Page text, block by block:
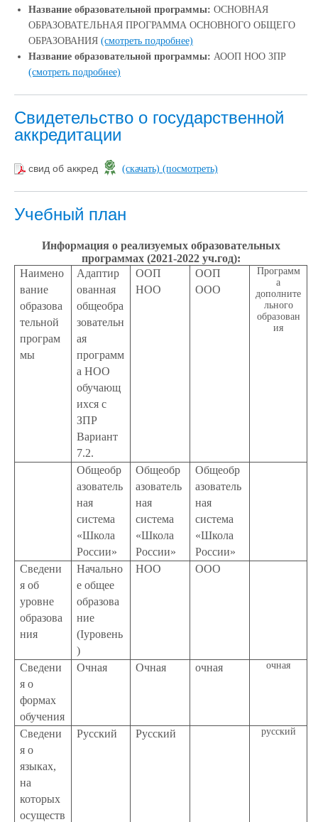
Название образовательной программы: ОСНОВНАЯ
ОБРАЗОВАТЕЛЬНАЯ ПРОГРАММА ОСНОВНОГО ОБЩЕГО
ОБРАЗОВАНИЯ (смотреть подробнее)
Название образовательной программы: АООП НОО ЗПР
(смотреть подробнее)
Свидетельство о государственной
аккредитации
свид об аккред (скачать) (посмотреть)
Учебный план
Информация о реализуемых образовательных
программах (2021-2022 уч.год):
Наимено
вание
образова
тельной
програм
мы
Адаптир
ованная
общеобра
зовательн
ая
программ
а НОО
обучающ
ихся с
ЗПР
Вариант
7.2.
ООП
НОО
ООП
ООО
Программ
а
дополните
льного
образован
ия
Общеобр
азователь
ная
система
«Школа
России»
Общеобр
азователь
ная
система
«Школа
России»
Общеобр
азователь
ная
система
«Школа
России»
Сведени
я об
уровне
образова
ния
Начально
е общее
образова
ние
(Iуровень
)
НОО ООО
Сведени
я о
формах
обучения
Очная Очная очная очная
Сведени
я о
языках,
на
которых
осуществ
Русский Русский русский